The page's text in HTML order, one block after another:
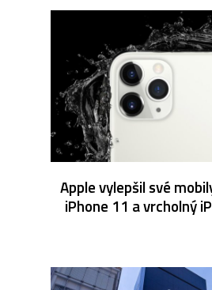
Apple vylepšil své
iPhone 11 a vrcholný